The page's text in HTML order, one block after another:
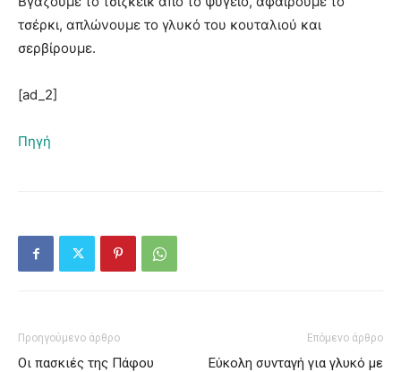
τσέρκι, απλώνουμε το γλυκό του κουταλιού και
σερβίρουμε.
[ad_2]
Πηγή
Προηγούμενο άρθρο
Οι πασκιές της Πάφου
Επόμενο άρθρο
Εύκολη συνταγή για γλυκό με